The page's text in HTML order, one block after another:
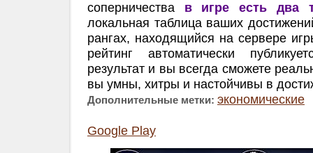
соперничества в игре есть два
локальная таблица ваших
рангах, находящийся на сервере
рейтинг автоматически
результат и вы всегда сможете
вы умны, хитры и настойчивы в
Дополнительные метки: экономические
Google Play